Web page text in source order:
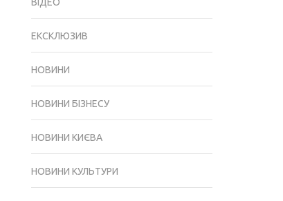
ЕКСКЛЮЗИВ
НОВИНИ
НОВИНИ БІЗНЕСУ
НОВИНИ КИЄВА
НОВИНИ КУЛЬТУРИ